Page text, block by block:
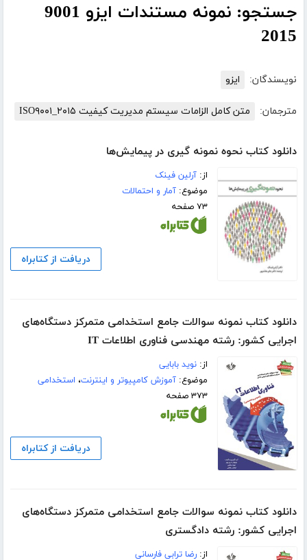
جستجو: نمونه مستندات ایزو 9001
2015
نویسندگان: ایزو
مترجمان: متن کامل الزامات سیستم مدیریت کیفیت ISO۹۰۰۱_۲۰۱۵
دانلود کتاب نحوه نمونه گیری در پیمایش‌ها
از:آرلین فینک
موضوع:آمار و احتمالات
۷۳ صفحه
دریافت از کتابراه
دانلود کتاب نمونه سوالات جامع استخدامی متمرکز دستگاه‌های
اجرایی کشور: رشته مهندسی فناوری اطلاعات IT
از:نوید بابایی
موضوع:آموزش کامپیوتر و اینترنت، استخدامی
۳۷۳ صفحه
دریافت از کتابراه
دانلود کتاب نمونه سوالات جامع استخدامی متمرکز دستگاه‌های
اجرایی کشور: رشته دادگستری
از:رضا ترابی فارسانی